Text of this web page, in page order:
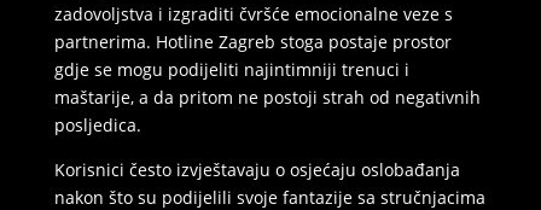
zadovoljstva i izgraditi čvršće emocionalne veze s
partnerima. Hotline Zagreb stoga postaje prostor
gdje se mogu podijeliti najintimniji trenuci i
maštarije, a da pritom ne postoji strah od negativnih
posljedica.
Korisnici često izvještavaju o osjećaju oslobađanja
nakon što su podijelili svoje fantazije sa stručnjacima